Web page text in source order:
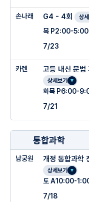
손나래 G4 - 4회 상
목 P2:00-5:00
7/23
카렌 고등 내신 문
상세보기
화목 P6:00-
7/21
통합과학
남궁원 개정 통합과학
상세보기
토 A10:00-
7/18